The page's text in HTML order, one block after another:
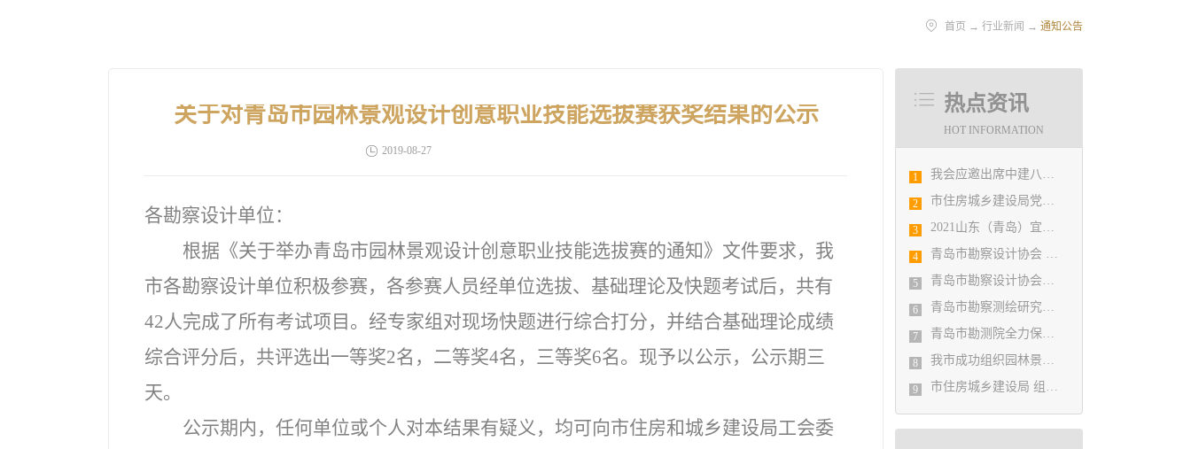
首页 → 行业新闻 → 通知公告
热点资讯
HOT INFORMATION
1 我会应邀出席中建八局四公司设计管理研究院揭牌仪式
2 市住房城乡建设局党组书记、局长陈勇调研市勘察设计协会及所属审图机构
3 2021山东（青岛）宜居博览会盛大开幕
4 青岛市勘察设计协会 第五届二次会员代表大会纪要
5 青岛市勘察设计协会党支部召开党史学习教育专题组织生活会
6 青岛市勘察测绘研究院参加第29届国际制图大会并荣获3项国际大奖
7 青岛市勘测院全力保障自然灾害普查区县级质检汇交工作
8 我市成功组织园林景观设计创意职业技能竞赛
9 市住房城乡建设局 组织设计人员能力提升培训会
关于对青岛市园林景观设计创意职业技能选拔赛获奖结果的公示
2019-08-27
各勘察设计单位：
根据《关于举办青岛市园林景观设计创意职业技能选拔赛的通知》文件要求，我
市各勘察设计单位积极参赛，各参赛人员经单位选拔、基础理论及快题考试后，共有
42人完成了所有考试项目。经专家组对现场快题进行综合打分，并结合基础理论成绩
综合评分后，共评选出一等奖2名，二等奖4名，三等奖6名。现予以公示，公示期三
天。
公示期内，任何单位或个人对本结果有疑义，均可向市住房和城乡建设局工会委